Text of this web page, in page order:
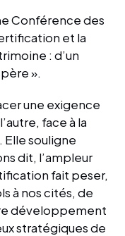
Conférence des
et la
: d’un
».
une exigence
face à la
Elle souligne
dit, l’ampleur
fait peser,
à nos cités, de
développement
stratégiques de